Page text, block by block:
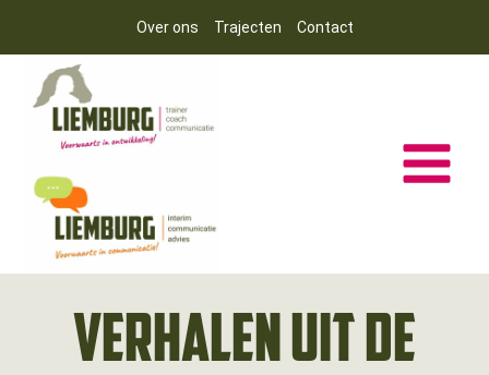
inhoud
Over ons Trajecten Contact
Verhalen uit de